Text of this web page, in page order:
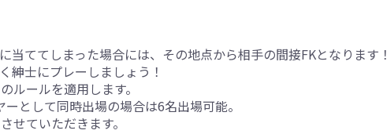
当ててしまった場合には、その地点から相手の間接FKとなります！
紳士にプレーしましょう！
ルールを適用します。
として同時出場の場合は6名出場可能。
ていただきます。